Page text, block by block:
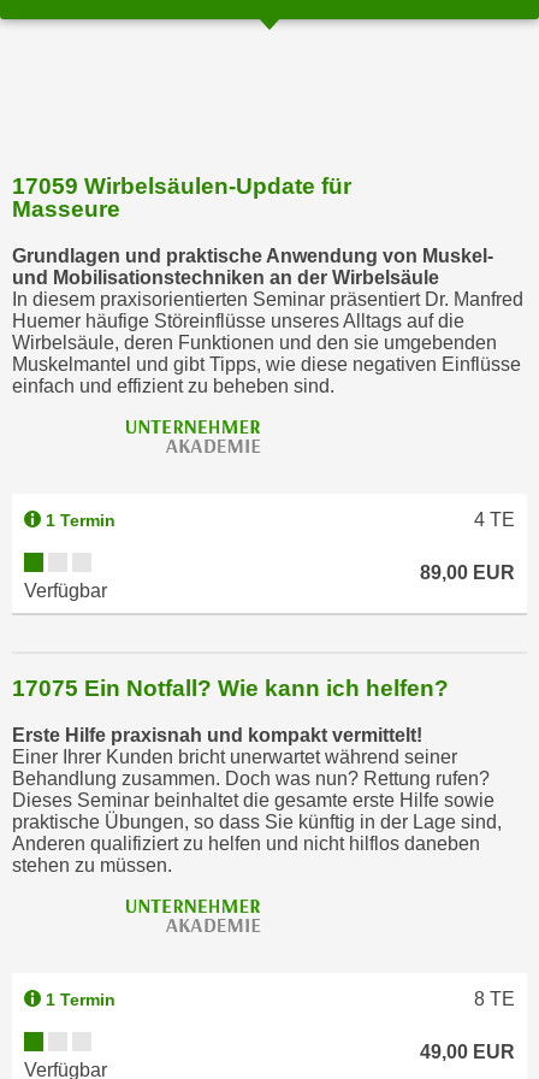
17059 Wirbelsäulen-Update für
Masseure
Grundlagen und praktische Anwendung von Muskel-
und Mobilisationstechniken an der Wirbelsäule
In diesem praxisorientierten Seminar präsentiert Dr. Manfred
Huemer häufige Störeinflüsse unseres Alltags auf die
Wirbelsäule, deren Funktionen und den sie umgebenden
Muskelmantel und gibt Tipps, wie diese negativen Einflüsse
einfach und effizient zu beheben sind.
1 Termin 4 TE
Verfügbar
89,00 EUR
17075 Ein Notfall? Wie kann ich helfen?
Erste Hilfe praxisnah und kompakt vermittelt!
Einer Ihrer Kunden bricht unerwartet während seiner
Behandlung zusammen. Doch was nun? Rettung rufen?
Dieses Seminar beinhaltet die gesamte erste Hilfe sowie
praktische Übungen, so dass Sie künftig in der Lage sind,
Anderen qualifiziert zu helfen und nicht hilflos daneben
stehen zu müssen.
1 Termin 8 TE
Verfügbar
49,00 EUR
u
n
,
d
i
e
S
e
,
z
w
.
"
A